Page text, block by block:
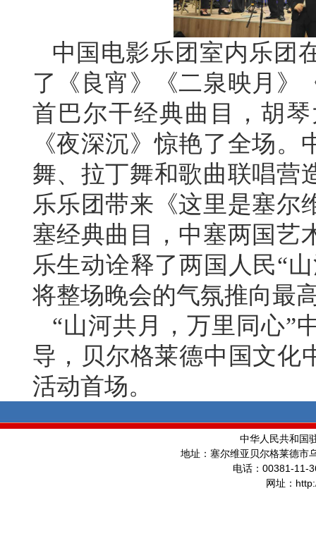
中国电影乐团室内乐团
了《良宵》《二泉映月》
首巴尔干经典曲目，胡
《夜深沉》惊艳了全场
舞、拉丁舞和歌曲联唱营
乐乐团带来《这里是塞尔
塞经典曲目，中塞两国艺
乐生动诠释了两国人民“
将整场晚会的气氛推向最
“山河共月，万里同心”
导，贝尔格莱德中国文化
活动首场。
中华人民共和国
地址：塞尔维亚贝尔格莱德市
电话： 00381-11-
网址：